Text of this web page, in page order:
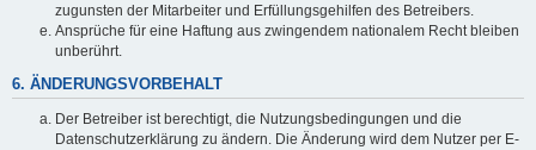
zugunsten der Mitarbeiter und Erfüllungsgehilfen des Betreibers.
Ansprüche für eine Haftung aus zwingendem nationalem Recht bleiben
unberührt.
6. ÄNDERUNGSVORBEHALT
Der Betreiber ist berechtigt, die Nutzungsbedingungen und die
Datenschutzerklärung zu ändern. Die Änderung wird dem Nutzer per E-